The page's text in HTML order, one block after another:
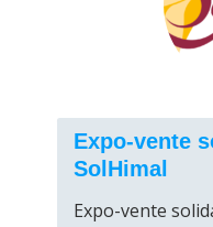
Expo-vente
SolHimal
Expo-vente